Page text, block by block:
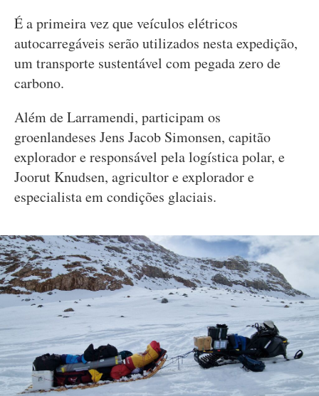
É a primeira vez que veículos elétricos
autocarregáveis serão utilizados nesta expedição,
um transporte sustentável com pegada zero de
carbono.
Além de Larramendi, participam os
groenlandeses Jens Jacob Simonsen, capitão
explorador e responsável pela logística polar, e
Joorut Knudsen, agricultor e explorador e
especialista em condições glaciais.